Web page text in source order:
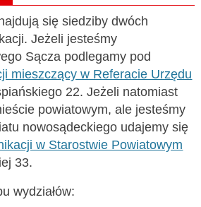
się siedziby dwóch
Jeżeli jesteśmy
Sącza podlegamy pod
mieszczący w Referacie Urzędu
22. Jeżeli natomiast
powiatowym, ale jesteśmy
nowosądeckiego udajemy się
w Starostwie Powiatowym
33.
wydziałów: